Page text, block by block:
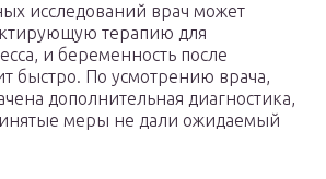
исследований врач может
терапию для
и беременность после
быстро. По усмотрению врача,
дополнительная диагностика,
меры не дали ожидаемый